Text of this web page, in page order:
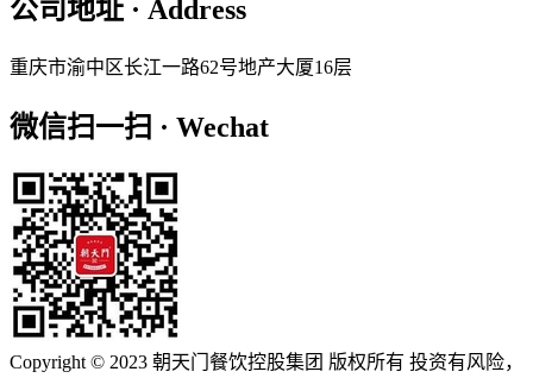
公司地址 · Address
重庆市渝中区长江一路62号地产大厦16层
微信扫一扫 · Wechat
Copyright © 2023 朝天门餐饮控股集团 版权所有 投资有风险，